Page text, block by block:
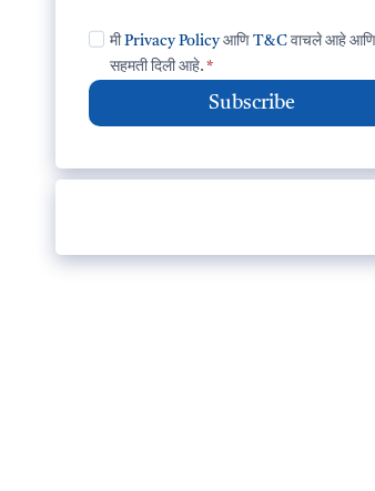
मीPrivacy PolicyआणिT&C वाचले आहे आणि
सहमती दिली आहे. *
Subscribe